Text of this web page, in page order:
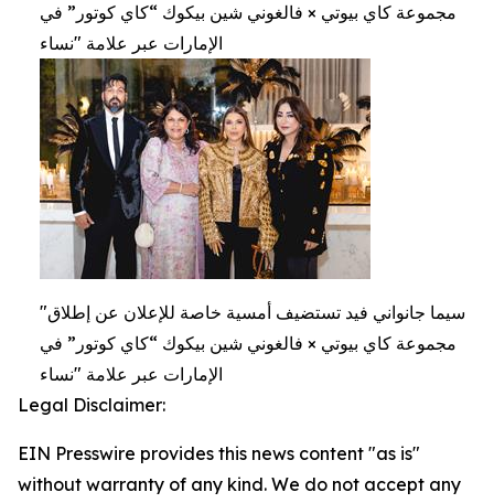
مجموعة كاي بيوتي × فالغوني شين بيكوك “كاي كوتور” في
الإمارات عبر علامة "نساء
"سيما جانواني فيد تستضيف أمسية خاصة للإعلان عن إطلاق
مجموعة كاي بيوتي × فالغوني شين بيكوك “كاي كوتور” في
الإمارات عبر علامة "نساء
Legal Disclaimer:
EIN Presswire provides this news content "as is"
without warranty of any kind. We do not accept any